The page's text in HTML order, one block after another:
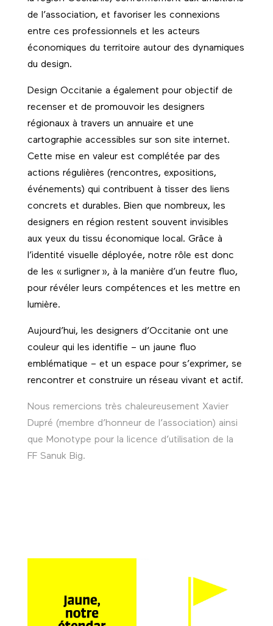
de l’association, et favoriser les connexions
entre ces professionnels et les acteurs
économiques du territoire autour des dynamiques
du design.
Design Occitanie a également pour objectif de
recenser et de promouvoir les designers
régionaux à travers un annuaire et une
cartographie accessibles sur son site internet.
Cette mise en valeur est complétée par des
actions régulières (rencontres, expositions,
événements) qui contribuent à tisser des liens
concrets et durables. Bien que nombreux, les
designers en région restent souvent invisibles
aux yeux du tissu économique local. Grâce à
l’identité visuelle déployée, notre rôle est donc
de les « surligner », à la manière d’un feutre fluo,
pour révéler leurs compétences et les mettre en
lumière.
Aujourd’hui, les designers d’Occitanie ont une
couleur qui les identifie – un jaune fluo
emblématique – et un espace pour s’exprimer, se
rencontrer et construire un réseau vivant et actif.
Nous remercions très chaleureusement Xavier
Dupré (membre d’honneur de l’association) ainsi
que Monotype pour la licence d’utilisation de la
FF Sanuk Big.